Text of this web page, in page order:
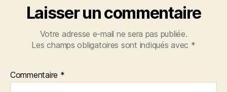
Laisser un commentaire
Votre adresse e-mail ne sera pas publiée.
Les champs obligatoires sont indiqués avec *
Commentaire *